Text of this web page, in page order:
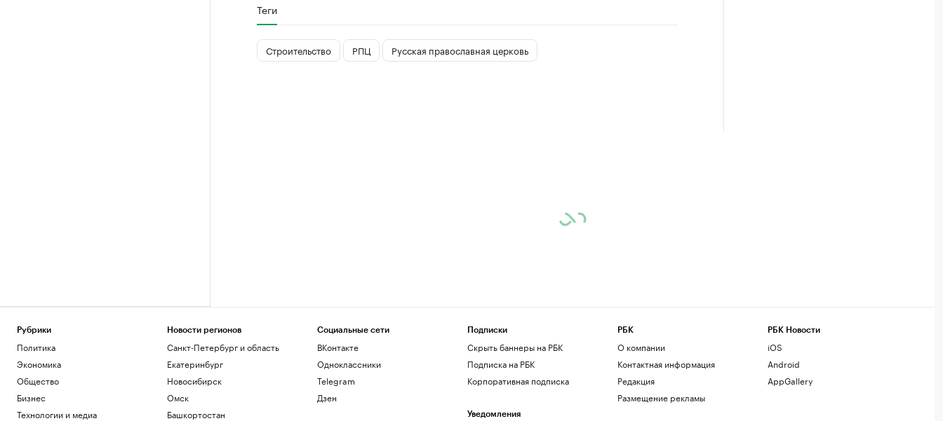
Теги
Строительство РПЦ Русская православная церковь
Рубрики
Политика
Экономика
Общество
Бизнес
Технологии и медиа
Новости регионов
Санкт-Петербург и область
Екатеринбург
Новосибирск
Омск
Башкортостан
Социальные сети
ВКонтакте
Одноклассники
Telegram
Дзен
Подписки
Скрыть баннеры на РБК
Подписка на РБК
Корпоративная подписка
Уведомления
РБК
О компании
Контактная информация
Редакция
Размещение рекламы
РБК Новости
iOS
Android
AppGallery